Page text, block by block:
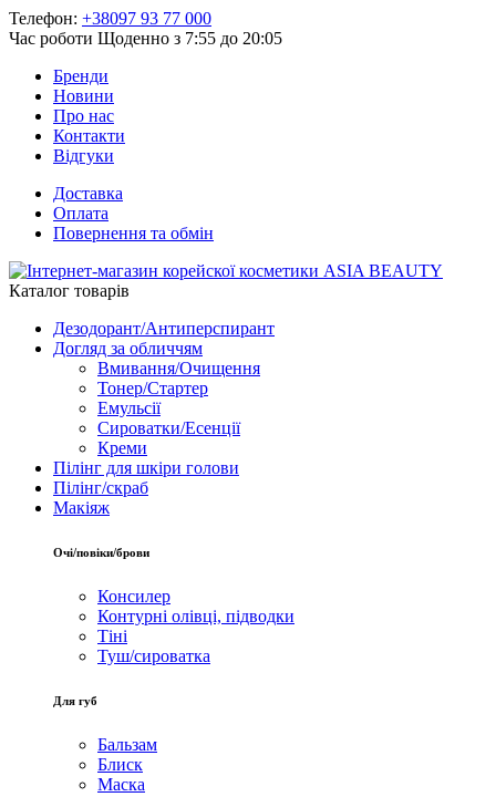
Телефон: +38097 93 77 000
Час роботи Щоденно з 7:55 до 20:05
Бренди
Новини
Про нас
Контакти
Відгуки
Доставка
Оплата
Повернення та обмін
Каталог товарів
Дезодорант/Антиперспирант
Догляд за обличчям
Вмивання/Очищення
Тонер/Стартер
Емульсії
Сироватки/Есенції
Креми
Пілінг для шкіри голови
Пілінг/скраб
Макіяж
Очі/повіки/брови
Консилер
Контурні олівці, підводки
Тіні
Туш/сироватка
Для губ
Бальзам
Блиск
Маска